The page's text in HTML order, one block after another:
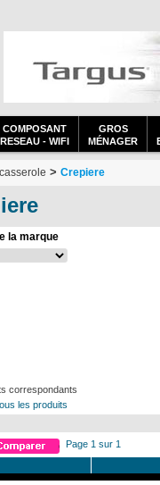
COMPOSANT
RESEAU - WIFI
GROS
MÉNAGER
> Crepiere
la marque
correspondants
les produits
Page 1 sur 1